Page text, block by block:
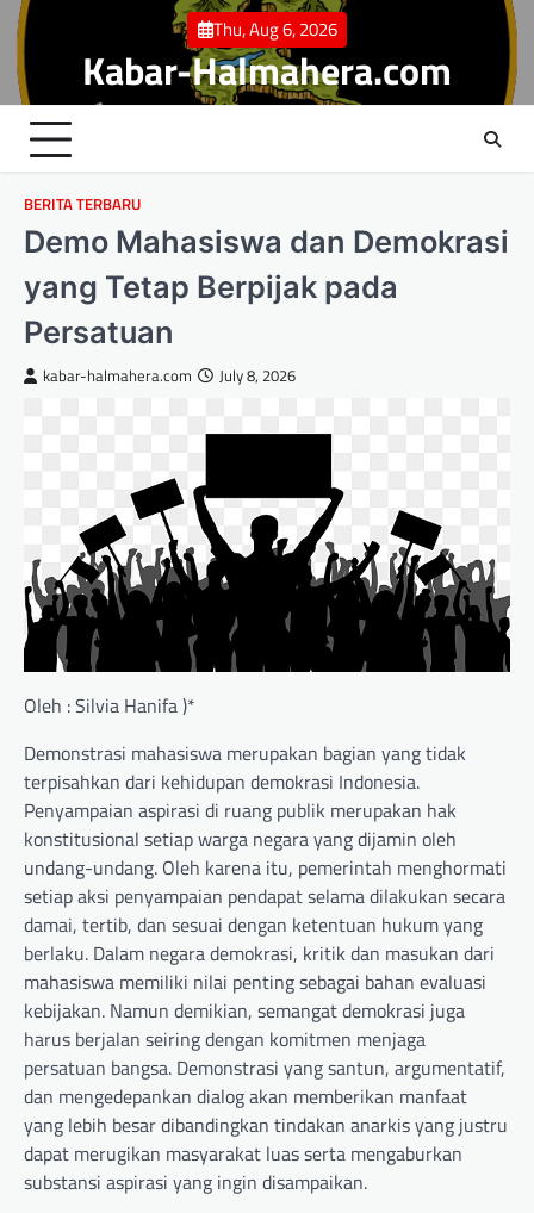
Skip
content
Thu, Aug 6, 2026
Kabar-Halmahera.com
BERITA TERBARU
Demo Mahasiswa dan Demokrasi
yang Tetap Berpijak pada
Persatuan
kabar-halmahera.com July 8, 2026
Oleh : Silvia Hanifa )*
Demonstrasi mahasiswa merupakan bagian yang tidak
terpisahkan dari kehidupan demokrasi Indonesia.
Penyampaian aspirasi di ruang publik merupakan hak
konstitusional setiap warga negara yang dijamin oleh
undang-undang. Oleh karena itu, pemerintah menghormati
setiap aksi penyampaian pendapat selama dilakukan secara
damai, tertib, dan sesuai dengan ketentuan hukum yang
berlaku. Dalam negara demokrasi, kritik dan masukan dari
mahasiswa memiliki nilai penting sebagai bahan evaluasi
kebijakan. Namun demikian, semangat demokrasi juga
harus berjalan seiring dengan komitmen menjaga
persatuan bangsa. Demonstrasi yang santun, argumentatif,
dan mengedepankan dialog akan memberikan manfaat
yang lebih besar dibandingkan tindakan anarkis yang justru
dapat merugikan masyarakat luas serta mengaburkan
substansi aspirasi yang ingin disampaikan.